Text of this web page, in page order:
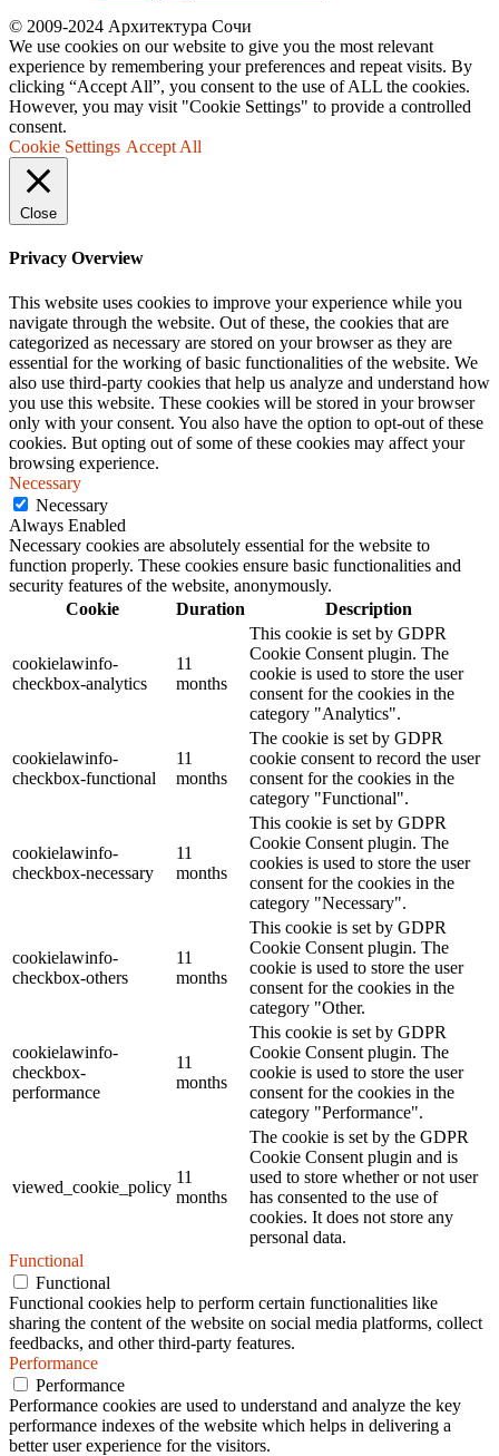
© 2009-2024 Архитектура Сочи
We use cookies on our website to give you the most relevant
experience by remembering your preferences and repeat visits. By
clicking “Accept All”, you consent to the use of ALL the cookies.
However, you may visit "Cookie Settings" to provide a controlled
consent.
Cookie Settings Accept All
Close
Privacy Overview
This website uses cookies to improve your experience while you
navigate through the website. Out of these, the cookies that are
categorized as necessary are stored on your browser as they are
essential for the working of basic functionalities of the website. We
also use third-party cookies that help us analyze and understand how
you use this website. These cookies will be stored in your browser
only with your consent. You also have the option to opt-out of these
cookies. But opting out of some of these cookies may affect your
browsing experience.
Necessary
Necessary
Always Enabled
Necessary cookies are absolutely essential for the website to
function properly. These cookies ensure basic functionalities and
security features of the website, anonymously.
Cookie
Duration Description
cookielawinfo-
checkbox-analytics
11
months
This cookie is set by GDPR
Cookie Consent plugin. The
cookie is used to store the user
consent for the cookies in the
category "Analytics".
cookielawinfo-
checkbox-functional
11
months
The cookie is set by GDPR
cookie consent to record the user
consent for the cookies in the
category "Functional".
cookielawinfo-
checkbox-necessary
11
months
This cookie is set by GDPR
Cookie Consent plugin. The
cookies is used to store the user
consent for the cookies in the
category "Necessary".
cookielawinfo-
checkbox-others
11
months
This cookie is set by GDPR
Cookie Consent plugin. The
cookie is used to store the user
consent for the cookies in the
category "Other.
cookielawinfo-
checkbox-
performance
11
months
This cookie is set by GDPR
Cookie Consent plugin. The
cookie is used to store the user
consent for the cookies in the
category "Performance".
viewed_cookie_policy
11
months
The cookie is set by the GDPR
Cookie Consent plugin and is
used to store whether or not user
has consented to the use of
cookies. It does not store any
personal data.
Functional
Functional
Functional cookies help to perform certain functionalities like
sharing the content of the website on social media platforms, collect
feedbacks, and other third-party features.
Performance
Performance
Performance cookies are used to understand and analyze the key
performance indexes of the website which helps in delivering a
better user experience for the visitors.